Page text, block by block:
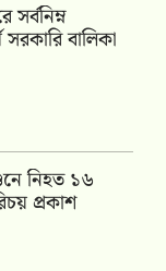
সর্বনিম্ন
বালিকা
নিহত ১৬
প্রকাশ